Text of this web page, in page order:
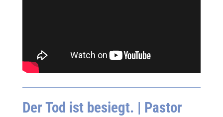
Der Tod ist besiegt. | Pastor